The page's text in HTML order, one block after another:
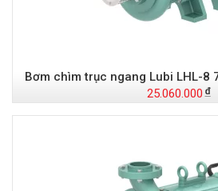
Bơm chìm trục ngang Lubi LHL-8
25.060.000